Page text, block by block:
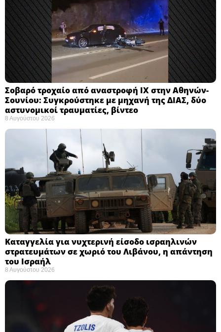
Σοβαρό τροχαίο από αναστροφή ΙΧ στην Αθηνών-
Σουνίου: Συγκρούστηκε με μηχανή της ΔΙΑΣ, δύο
αστυνομικοί τραυματίες, βίντεο
8 Αυγούστου 2026
Καταγγελία για νυχτερινή είσοδο ισραηλινών
στρατευμάτων σε χωριό του Λιβάνου, η απάντηση
του Ισραήλ
8 Αυγούστου 2026